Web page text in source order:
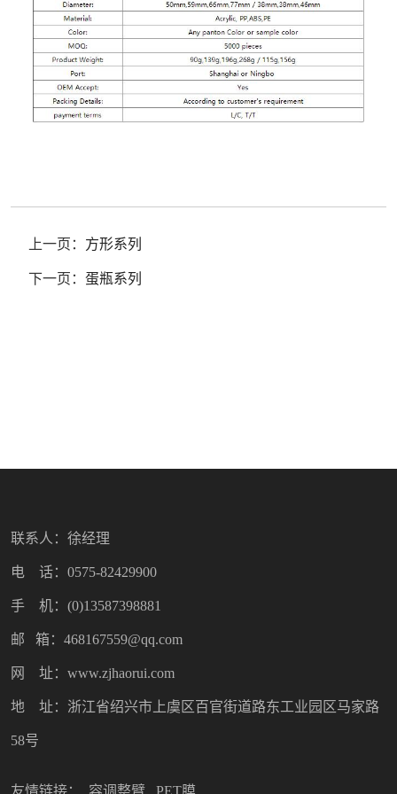
上一页： 方形系列
下一页： 蛋瓶系列
联系人：徐经理
电 话：0575-82429900
手 机：(0)13587398881
邮 箱：468167559@qq.com
网 址：www.zjhaorui.com
地 址：浙江省绍兴市上虞区百官街道路东工业园区马家路
58号